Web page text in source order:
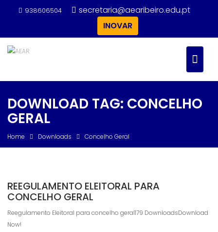
938606504
secretaria@aearibeiro.edu.pt
INOVAR
DOWNLOAD TAG: CONCELHO
GERAL
Home Downloads Concelho Geral
REEGULAMENTO ELEITORAL PARA
CONCELHO GERAL
Reegulamento Eleitoral para concelho geral179 DownloadsDownload
Now!